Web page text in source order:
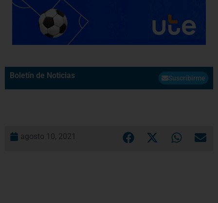
Boletín de Noticias Suscribirme
agosto 10, 2021